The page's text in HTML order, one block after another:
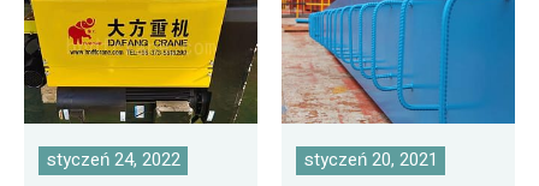
styczeń 24, 2022 styczeń 20, 2021